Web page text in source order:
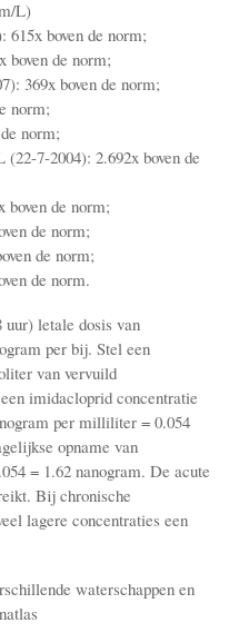
L)
boven de norm;
de norm;
369x boven de norm;
norm;
norm;
7-2004): 2.692x boven de
de norm;
de norm;
de norm;
de norm.
uur) letale dosis van
per bij. Stel een
van vervuild
imidacloprid concentratie
per milliliter = 0.054
opname van
= 1.62 nanogram. De acute
Bij chronische
lagere concentraties een
waterschappen en